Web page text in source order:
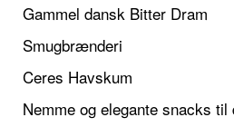
Gammel dansk Bitter Dram
Smugbrænderi
Ceres Havskum
Nemme og elegante snacks til